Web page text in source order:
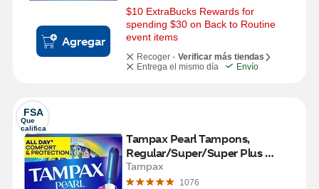
Agregar
$10 ExtraBucks Rewards for
spending $30 on Back to Routine
event items
Recoger - Verificar más tiendas
Entrega el mismo día
Envío
FSA
Que
califica
Tampax Pearl Tampons,
Regular/Super/Super Plus
Absorbency with LeakGuard
Braid, Triple Pack, Unscented, 34
Tampax
1076